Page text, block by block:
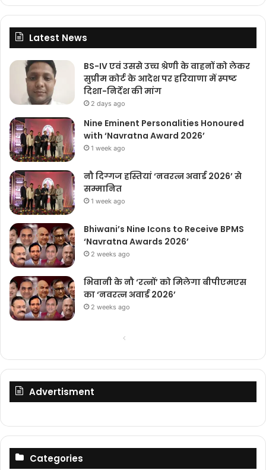
Latest News
BS-IV एवं उससे उच्च श्रेणी के वाहनों को लेकर
सुप्रीम कोर्ट के आदेश पर हरियाणा में स्पष्ट
दिशा-निर्देश की मांग
2 days ago
Nine Eminent Personalities Honoured
with ‘Navratna Award 2026’
1 week ago
नौ दिग्गज हस्तियां ‘नवरत्न अवार्ड 2026’ से
सम्मानित
1 week ago
Bhiwani’s Nine Icons to Receive BPMS
‘Navratna Awards 2026’
2 weeks ago
भिवानी के नौ ‘रत्नों’ को मिलेगा बीपीएमएस
का ‘नवरत्न अवार्ड 2026’
2 weeks ago
Previous
Advertisment
Categories